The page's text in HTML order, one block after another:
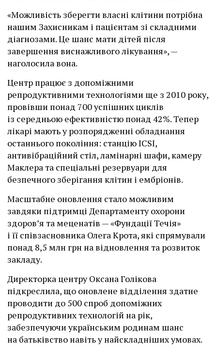
«Можливість зберегти власні клітини потрібна
нашим Захисникам і пацієнтам зі складними
діагнозами. Це шанс мати дітей після
завершення виснажливого лікування», —
наголосила вона.
Центр працює з допоміжними
репродуктивними технологіями ще з 2010 року,
провівши понад 700 успішних циклів
із середньою ефективністю понад 42%. Тепер
лікарі мають у розпорядженні обладнання
останнього покоління: станцію ІCSI,
антивібраційний стіл, ламінарні шафи, камеру
Маклера та спеціальні резервуари для
безпечного зберігання клітин і ембріонів.
Масштабне оновлення стало можливим
завдяки підтримці Департаменту охорони
здоров’я та меценатів — «Фундації Течія»
і її співзасновника Олега Крота, які спрямували
понад 8,5 млн грн на відновлення та розвиток
закладу.
Директорка центру Оксана Голікова
підкреслила, що оновлене відділення здатне
проводити до 500 спроб допоміжних
репродуктивних технологій на рік,
забезпечуючи українським родинам шанс
на батьківство навіть у найскладніших умовах.